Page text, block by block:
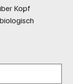
Kopf